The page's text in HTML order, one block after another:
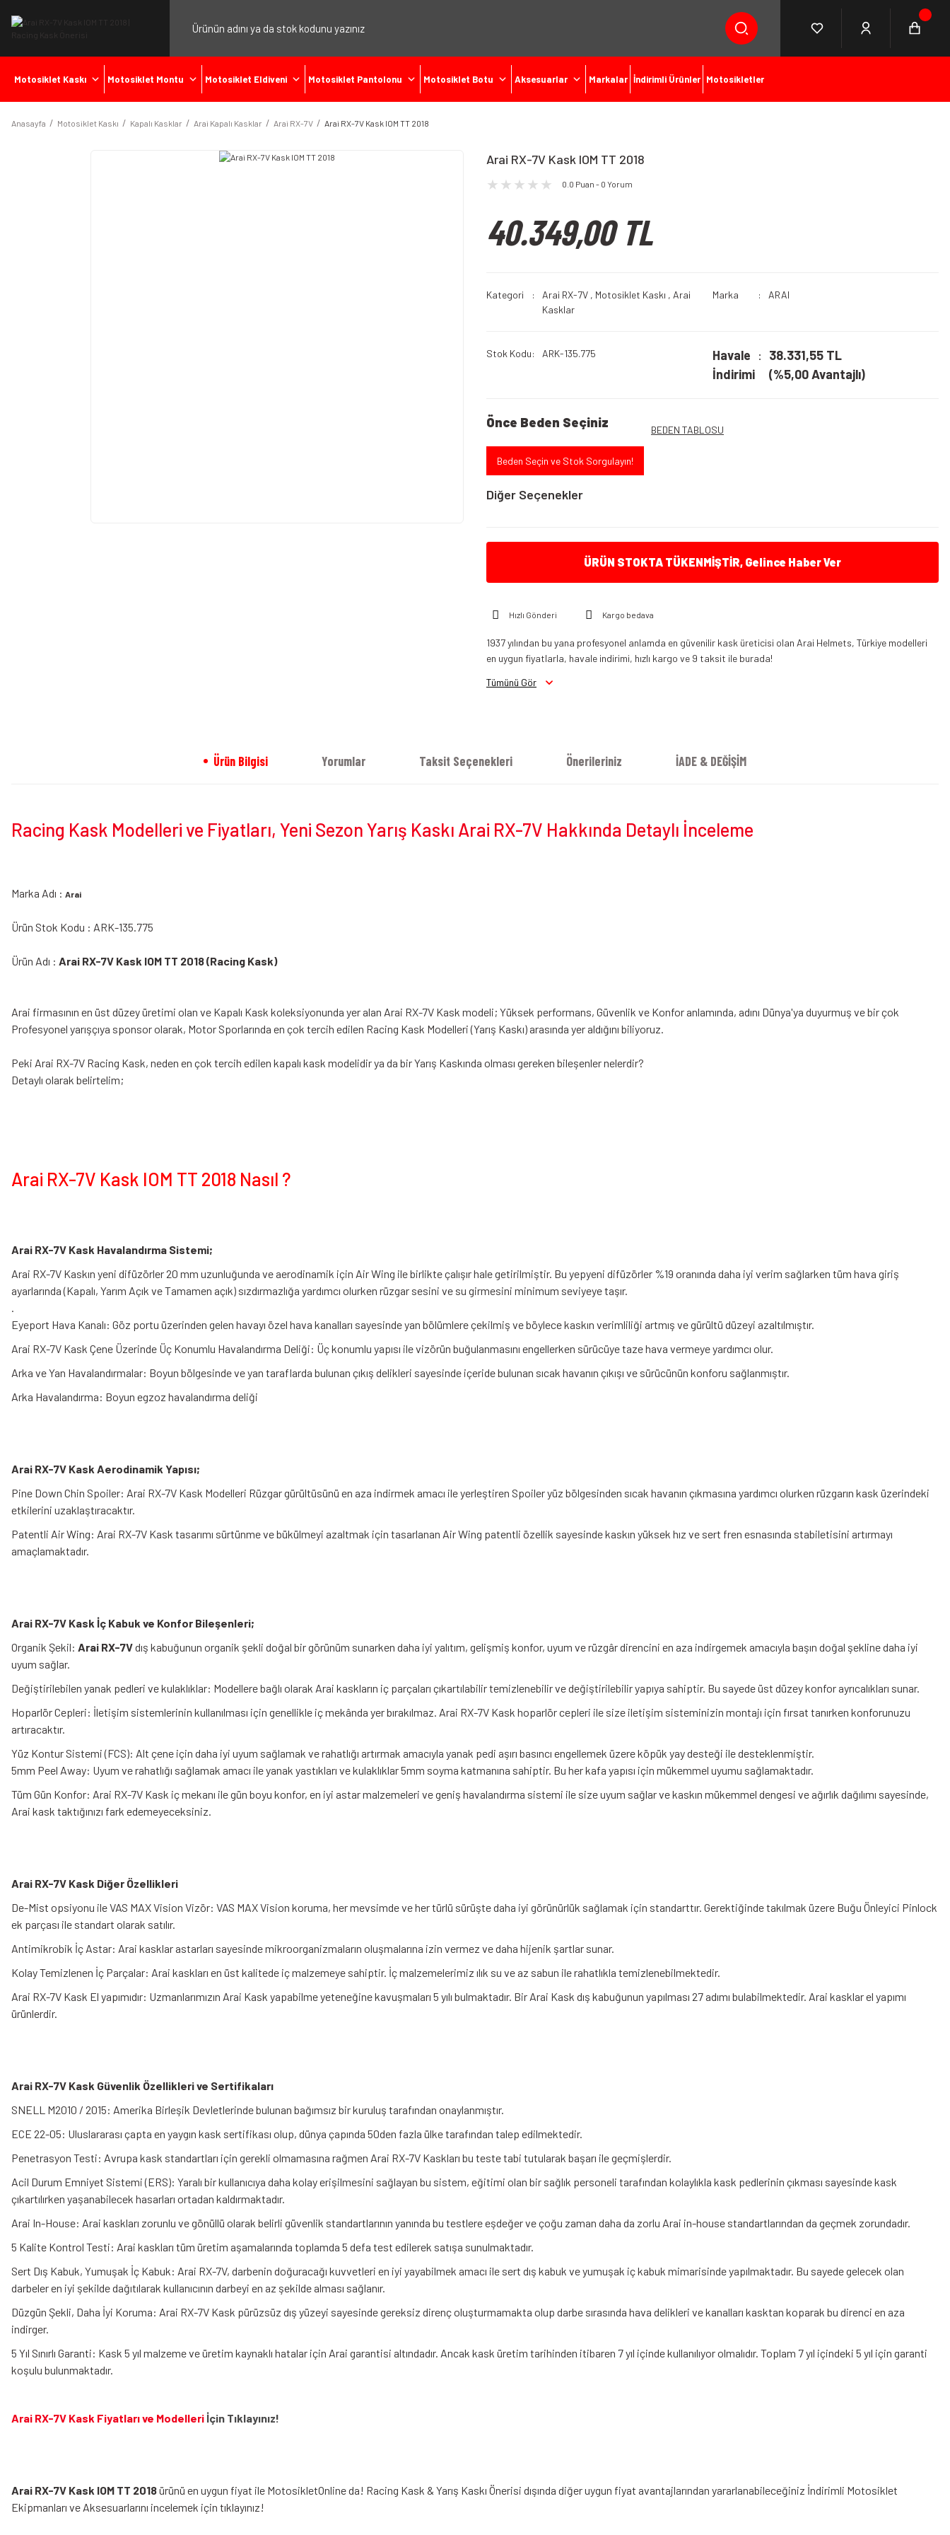
Motosiklet Kaskı Motosiklet Montu Motosiklet Eldiveni Motosiklet Pantolonu Motosiklet Botu Aksesuarlar Markalar İndirimli Ürünler Motosikletler
Anasayfa Motosiklet Kaskı Kapalı Kasklar Arai Kapalı Kasklar Arai RX-7V Arai RX-7V Kask IOM TT 2018
Arai RX-7V Kask IOM TT 2018
0.0 Puan - 0 Yorum
40.349,00 TL
Kategori Arai RX-7V , Motosiklet Kaskı , Arai
Kasklar
Marka ARAI
Stok Kodu ARK-135.775
Havale
İndirimi
38.331,55 TL
(%5,00 Avantajlı)
Önce Beden Seçiniz BEDEN TABLOSU
Beden Seçin ve Stok Sorgulayın!
Diğer Seçenekler
Arai RX7 V Evo Kask Parlak Siyah
Arai RX7 V Evo Kask Siyah
ÜRÜN STOKTA TÜKENMİŞTİR, Gelince Haber Ver
Hızlı Gönderi Kargo bedava
1937 yılından bu yana profesyonel anlamda en güvenilir kask üreticisi olan Arai Helmets, Türkiye modelleri
en uygun fiyatlarla, havale indirimi, hızlı kargo ve 9 taksit ile burada!
Tümünü Gör
Ürün Bilgisi Yorumlar Taksit Seçenekleri Önerileriniz İADE & DEĞİŞİM
Racing Kask Modelleri ve Fiyatları, Yeni Sezon Yarış Kaskı Arai RX-7V Hakkında Detaylı İnceleme
Marka Adı : Arai
Ürün Stok Kodu : ARK-135.775
Ürün Adı : Arai RX-7V Kask IOM TT 2018 (Racing Kask)
Arai firmasının en üst düzey üretimi olan ve Kapalı Kask koleksiyonunda yer alan Arai RX-7V Kask modeli; Yüksek performans, Güvenlik ve Konfor anlamında, adını Dünya'ya duyurmuş ve bir çok
Profesyonel yarışçıya sponsor olarak, Motor Sporlarında en çok tercih edilen Racing Kask Modelleri (Yarış Kaskı) arasında yer aldığını biliyoruz.
Peki Arai RX-7V Racing Kask, neden en çok tercih edilen kapalı kask modelidir ya da bir Yarış Kaskında olması gereken bileşenler nelerdir?
Detaylı olarak belirtelim;
Arai RX-7V Kask IOM TT 2018 Nasıl ?
Arai RX-7V Kask Havalandırma Sistemi;
Arai RX-7V Kaskın yeni difüzörler 20 mm uzunluğunda ve aerodinamik için Air Wing ile birlikte çalışır hale getirilmiştir. Bu yepyeni difüzörler %19 oranında daha iyi verim sağlarken tüm hava giriş
ayarlarında (Kapalı, Yarım Açık ve Tamamen açık) sızdırmazlığa yardımcı olurken rüzgar sesini ve su girmesini minimum seviyeye taşır.
.
Eyeport Hava Kanalı: Göz portu üzerinden gelen havayı özel hava kanalları sayesinde yan bölümlere çekilmiş ve böylece kaskın verimliliği artmış ve gürültü düzeyi azaltılmıştır.
Arai RX-7V Kask Çene Üzerinde Üç Konumlu Havalandırma Deliği: Üç konumlu yapısı ile vizörün buğulanmasını engellerken sürücüye taze hava vermeye yardımcı olur.
Arka ve Yan Havalandırmalar: Boyun bölgesinde ve yan taraflarda bulunan çıkış delikleri sayesinde içeride bulunan sıcak havanın çıkışı ve sürücünün konforu sağlanmıştır.
Arka Havalandırma: Boyun egzoz havalandırma deliği
Arai RX-7V Kask Aerodinamik Yapısı;
Pine Down Chin Spoiler: Arai RX-7V Kask Modelleri Rüzgar gürültüsünü en aza indirmek amacı ile yerleştiren Spoiler yüz bölgesinden sıcak havanın çıkmasına yardımcı olurken rüzgarın kask üzerindeki
etkilerini uzaklaştıracaktır.
Patentli Air Wing: Arai RX-7V Kask tasarımı sürtünme ve bükülmeyi azaltmak için tasarlanan Air Wing patentli özellik sayesinde kaskın yüksek hız ve sert fren esnasında stabiletisini artırmayı
amaçlamaktadır.
Arai RX-7V Kask İç Kabuk ve Konfor Bileşenleri;
Organik Şekil: Arai RX-7Vdış kabuğunun organik şekli doğal bir görünüm sunarken daha iyi yalıtım, gelişmiş konfor, uyum ve rüzgâr direncini en aza indirgemek amacıyla başın doğal şekline daha iyi
uyum sağlar.
Değiştirilebilen yanak pedleri ve kulaklıklar: Modellere bağlı olarak Arai kaskların iç parçaları çıkartılabilir temizlenebilir ve değiştirilebilir yapıya sahiptir. Bu sayede üst düzey konfor ayrıcalıkları sunar.
Hoparlör Cepleri: İletişim sistemlerinin kullanılması için genellikle iç mekânda yer bırakılmaz. Arai RX-7V Kask hoparlör cepleri ile size iletişim sisteminizin montajı için fırsat tanırken konforunuzu
artıracaktır.
Yüz Kontur Sistemi (FCS): Alt çene için daha iyi uyum sağlamak ve rahatlığı artırmak amacıyla yanak pedi aşırı basıncı engellemek üzere köpük yay desteği ile desteklenmiştir.
5mm Peel Away: Uyum ve rahatlığı sağlamak amacı ile yanak yastıkları ve kulaklıklar 5mm soyma katmanına sahiptir. Bu her kafa yapısı için mükemmel uyumu sağlamaktadır.
Tüm Gün Konfor: Arai RX-7V Kask iç mekanı ile gün boyu konfor, en iyi astar malzemeleri ve geniş havalandırma sistemi ile size uyum sağlar ve kaskın mükemmel dengesi ve ağırlık dağılımı sayesinde,
Arai kask taktığınızı fark edemeyeceksiniz.
Arai RX-7V Kask Diğer Özellikleri
De-Mist opsiyonu ile VAS MAX Vision Vizör: VAS MAX Vision koruma, her mevsimde ve her türlü sürüşte daha iyi görünürlük sağlamak için standarttır. Gerektiğinde takılmak üzere Buğu Önleyici Pinlock
ek parçası ile standart olarak satılır.
Antimikrobik İç Astar: Arai kasklar astarları sayesinde mikroorganizmaların oluşmalarına izin vermez ve daha hijenik şartlar sunar.
Kolay Temizlenen İç Parçalar: Arai kaskları en üst kalitede iç malzemeye sahiptir. İç malzemelerimiz ılık su ve az sabun ile rahatlıkla temizlenebilmektedir.
Arai RX-7V Kask El yapımıdır: Uzmanlarımızın Arai Kask yapabilme yeteneğine kavuşmaları 5 yılı bulmaktadır. Bir Arai Kask dış kabuğunun yapılması 27 adımı bulabilmektedir. Arai kasklar el yapımı
ürünlerdir.
Arai RX-7V Kask Güvenlik Özellikleri ve Sertifikaları
SNELL M2010 / 2015: Amerika Birleşik Devletlerinde bulunan bağımsız bir kuruluş tarafından onaylanmıştır.
ECE 22-05: Uluslararası çapta en yaygın kask sertifikası olup, dünya çapında 50den fazla ülke tarafından talep edilmektedir.
Penetrasyon Testi: Avrupa kask standartları için gerekli olmamasına rağmen Arai RX-7V Kaskları bu teste tabi tutularak başarı ile geçmişlerdir.
Acil Durum Emniyet Sistemi (ERS): Yaralı bir kullanıcıya daha kolay erişilmesini sağlayan bu sistem, eğitimi olan bir sağlık personeli tarafından kolaylıkla kask pedlerinin çıkması sayesinde kask
çıkartılırken yaşanabilecek hasarları ortadan kaldırmaktadır.
Arai In-House: Arai kaskları zorunlu ve gönüllü olarak belirli güvenlik standartlarının yanında bu testlere eşdeğer ve çoğu zaman daha da zorlu Arai in-house standartlarından da geçmek zorundadır.
5 Kalite Kontrol Testi: Arai kaskları tüm üretim aşamalarında toplamda 5 defa test edilerek satışa sunulmaktadır.
Sert Dış Kabuk, Yumuşak İç Kabuk: Arai RX-7V, darbenin doğuracağı kuvvetleri en iyi yayabilmek amacı ile sert dış kabuk ve yumuşak iç kabuk mimarisinde yapılmaktadır. Bu sayede gelecek olan
darbeler en iyi şekilde dağıtılarak kullanıcının darbeyi en az şekilde alması sağlanır.
Düzgün Şekli, Daha İyi Koruma: Arai RX-7V Kask pürüzsüz dış yüzeyi sayesinde gereksiz direnç oluşturmamakta olup darbe sırasında hava delikleri ve kanalları kasktan koparak bu direnci en aza
indirger.
5 Yıl Sınırlı Garanti: Kask 5 yıl malzeme ve üretim kaynaklı hatalar için Arai garantisi altındadır. Ancak kask üretim tarihinden itibaren 7 yıl içinde kullanılıyor olmalıdır. Toplam 7 yıl içindeki 5 yıl için garanti
koşulu bulunmaktadır.
Arai RX-7V Kask Fiyatları ve Modelleri İçin Tıklayınız!
Arai RX-7V Kask IOM TT 2018ürünü en uygun fiyat ile MotosikletOnline da! Racing Kask & Yarış Kaskı Önerisi dışında diğer uygun fiyat avantajlarından yararlanabileceğiniz İndirimli Motosiklet
Ekipmanları ve Aksesuarlarını incelemek için tıklayınız!